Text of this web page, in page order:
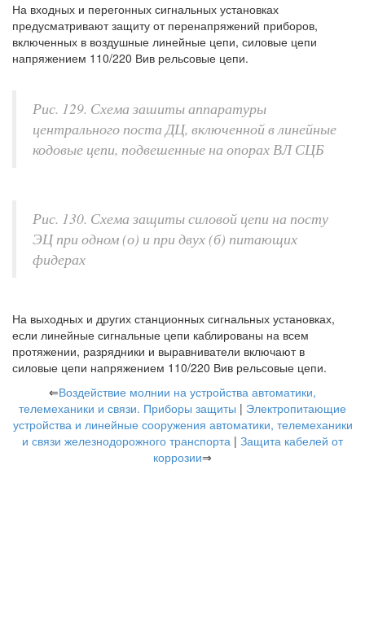
На входных и перегонных сигнальных установках
предусматривают защиту от перенапряжений приборов,
включенных в воздушные линейные цепи, силовые цепи
напряжением 110/220 Вив рельсовые цепи.
Рис. 129. Схема зашиты аппаратуры
центрального поста ДЦ, включенной в линейные
кодовые цепи, подвешенные на опорах ВЛ СЦБ
Рис. 130. Схема защиты силовой цепи на посту
ЭЦ при одном (о) и при двух (б) питающих
фидерах
На выходных и других станционных сигнальных установках,
если линейные сигнальные цепи каблированы на всем
протяжении, разрядники и выравниватели включают в
силовые цепи напряжением 110/220 Вив рельсовые цепи.
⇐Воздействие молнии на устройства автоматики,
телемеханики и связи. Приборы защиты | Электропитающие
устройства и линейные сооружения автоматики, телемеханики
и связи железнодорожного транспорта | Защита кабелей от
коррозии⇒